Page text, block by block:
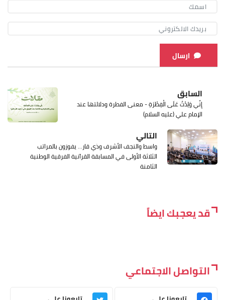
ارسال
السابق
إِنِّي وَلِدْتُ عَلَى الْفِطْرَةِ - معنى الفطرة ودلالتها عند
الإمام علي (عليه السلام)
التالي
واسط والنجف الأشرف وذي قار... يفوزون بالمراتب
الثلاثة الأولى في المسابقة القرآنية الفرقية الوطنية
الثامنة
قد يعجبك ايضاً
التواصل الاجتماعي